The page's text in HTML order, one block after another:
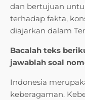
dan bertujuan
terhadap fakta,
diajarkan dalam
Bacalah teks
jawablah soal
Indonesia
keberagaman.